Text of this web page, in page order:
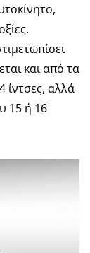
και από τα
ίντσες, αλλά
15 ή 16